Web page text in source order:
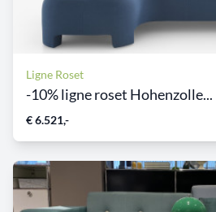
Ligne Roset
-10% ligne roset Hohenzolle...
€ 6.521,-